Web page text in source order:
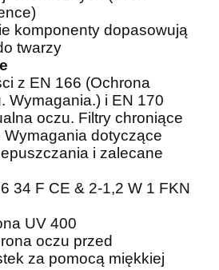
komponenty dopasowują
twarzy
z EN 166 (Ochrona
Wymagania.) i EN 170
oczu. Filtry chroniące
Wymagania dotyczące
i zalecane
34 F CE & 2-1,2 W 1 FKN
UV 400
oczu przed
za pomocą miękkiej